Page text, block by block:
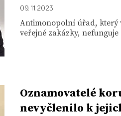
09. 11. 2023
Antimonopolní úřad, který
veřejné zakázky,
Oznamovatelé
nevyčlenilo k